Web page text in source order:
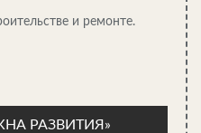
и ремонте.
РАЗВИТИЯ»